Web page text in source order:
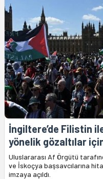
İngiltere’de Filistin
yönelik gözaltılar
Uluslararası Af Örgütü
ve İskoçya başsavcılarına
imzaya açıldı.